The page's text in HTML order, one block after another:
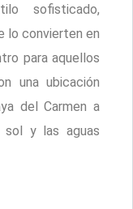
sofisticado,
lo convierten en
para aquellos
una ubicación
del Carmen a
y las aguas